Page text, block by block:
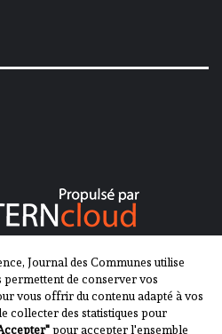
Journal des Communes utilise
permettent de conserver vos
vous offrir du contenu adapté à vos
collecter des statistiques pour
pour accepter l'ensemble